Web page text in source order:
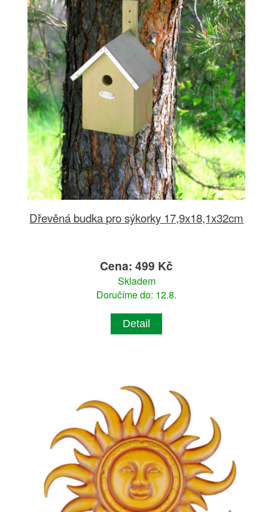
Dřevěná budka pro sýkorky 17,9x18,1x32cm
Cena: 499 Kč
Skladem
Doručíme do: 12.8.
Detail